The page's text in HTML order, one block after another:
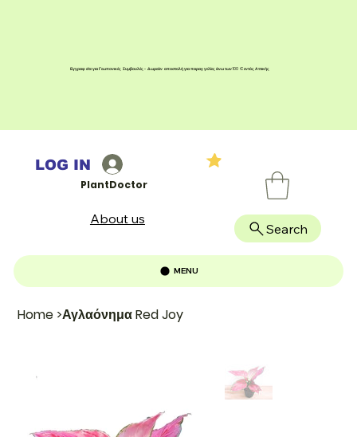
Home >Αγλαόνημα Red Joy
Εγγραφείτε για Γεωπονικές Συμβουλές - Δωρεάν αποστολή για παραγγελίες άνω των 100 € εντός Αττικής
PlantDoctor
Search
MENU
LOG IN
About us